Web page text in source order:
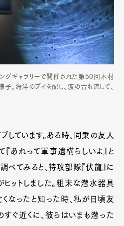
グギャラリーで開催された第50回木村
海洋のブイを配し、波の音も流して、
ブしています。ある時、同乗の友人
あれって軍事遺構らしいよ』と
べてみると、特攻部隊『伏龍』に
ットしました。粗末な潜水器具
なったと知った時、私が日頃友
ぐ近くに、彼らはいまも潜った